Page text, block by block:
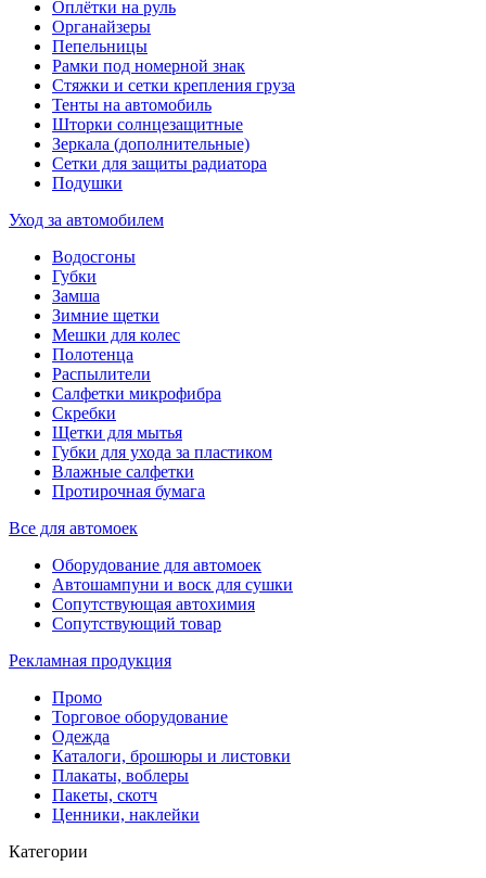
Оплётки на руль
Органайзеры
Пепельницы
Рамки под номерной знак
Стяжки и сетки крепления груза
Тенты на автомобиль
Шторки солнцезащитные
Зеркала (дополнительные)
Сетки для защиты радиатора
Подушки
Уход за автомобилем
Водосгоны
Губки
Замша
Зимние щетки
Мешки для колес
Полотенца
Распылители
Салфетки микрофибра
Скребки
Щетки для мытья
Губки для ухода за пластиком
Влажные салфетки
Протирочная бумага
Все для автомоек
Оборудование для автомоек
Автошампуни и воск для сушки
Сопутствующая автохимия
Сопутствующий товар
Рекламная продукция
Промо
Торговое оборудование
Одежда
Каталоги, брошюры и листовки
Плакаты, воблеры
Пакеты, скотч
Ценники, наклейки
Категории